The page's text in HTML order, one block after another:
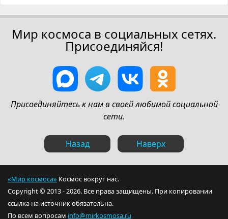
Мир космоса в социальных сетях.
Присоединяйся!
Присоединяйтесь к нам в своей любимой социальной
сети.
Назад Наверх
«Мир космоса» Космос вокруг нас.
Copyright © 2013 - 2026. Все права защищены. При копировании
ссылка на источник обязательна.
По всем вопросам info@mirkosmosa.ru